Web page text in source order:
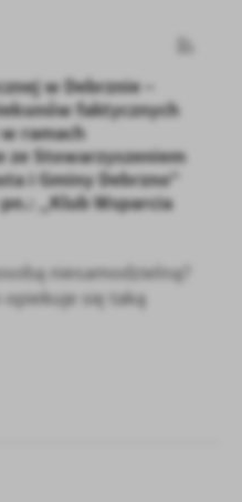
w Debrznie –
faktycznych
ramach
Stowarzyszeniem
i Gminy Debrzno”
„Klub Wsparcia
niesamodzielną?
opiekuje się taką